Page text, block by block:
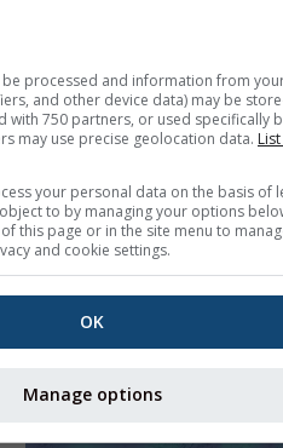
processed and information from
and other device data) may be
with 750 partners, or used specifically
may use precise geolocation data.
your personal data on the basis of
to by managing your options
this page or in the site menu to
and cookie settings.
OK
Manage options